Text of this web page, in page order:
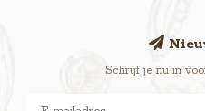
Schrijf je nu in